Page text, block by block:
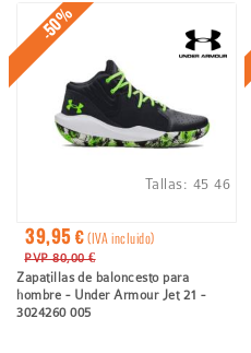
la
navegación
-50%
39,95 €(IVA incluido)
PVP 80,00 €
Zapatillas de baloncesto para
hombre - Under Armour Jet 21 -
3024260 005
Tallas: 45 46